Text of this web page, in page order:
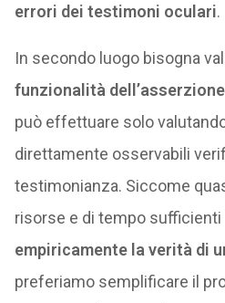
errori dei testimoni oculari.
In secondo luogo bisogna
funzionalità dell’asserzione
può effettuare solo
direttamente osservabili
testimonianza. Siccome
risorse e di tempo sufficienti
empiricamente la verità di
preferiamo semplificare il